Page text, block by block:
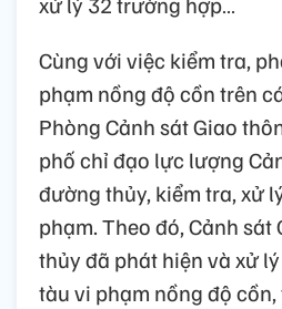
Cùng với việc kiểm tra,
phạm nồng độ cồn trên
Phòng Cảnh sát Giao
phố chỉ đạo lực lượng
đường thủy, kiểm tra, xử
phạm. Theo đó, Cảnh
thủy đã phát hiện và xử
tàu vi phạm nồng độ